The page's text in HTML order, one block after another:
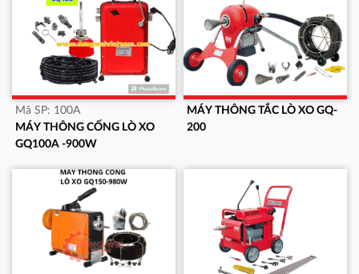
Mã SP: 100A
MÁY THÔNG CỐNG LÒ XO
GQ100A -900W
MÁY THÔNG TẮC LÒ XO GQ-
200